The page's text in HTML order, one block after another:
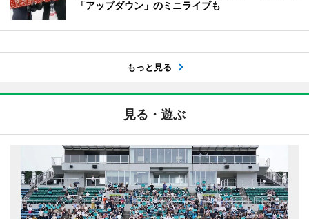
「アップダウン」のミニライブも
もっと見る
見る・遊ぶ